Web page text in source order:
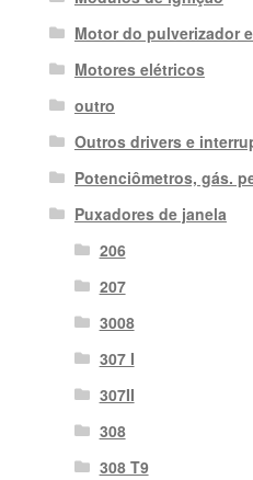
Motor do pulverizador
Motores elétricos
outro
Outros drivers e
Potenciômetros, gás.
Puxadores de janela
206
207
3008
307 I
307II
308
308 T9